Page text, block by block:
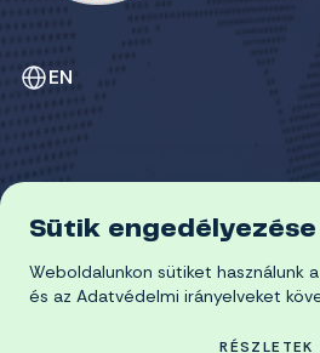
EN
© 2026 Miskolci Egyetem
ADATVÉDELEM
COOKIE-SZABÁLYZAT
Sütik engedélyezése
Weboldalunkon sütiket használunk
és az Adatvédelmi irányelveket
RÉSZLETEK